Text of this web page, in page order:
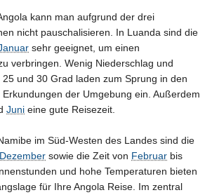
kann man aufgrund der drei
nicht pauschalisieren. In Luanda sind die
sehr geeignet, um einen
verbringen. Wenig Niederschlag und
und 30 Grad laden zum Sprung in den
der Umgebung ein. Außerdem
Juni eine gute Reisezeit.
im Süd-Westen des Landes sind die
Dezember sowie die Zeit von Februar bis
und hohe Temperaturen bieten
für Ihre Angola Reise. Im zentral